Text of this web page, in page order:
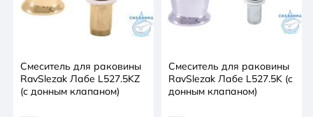
Смеситель для раковины
RavSlezak Лабе L527.5KZ
(с донным клапаном)
Смеситель для раковины
RavSlezak Лабе L527.5K (с
донным клапаном)